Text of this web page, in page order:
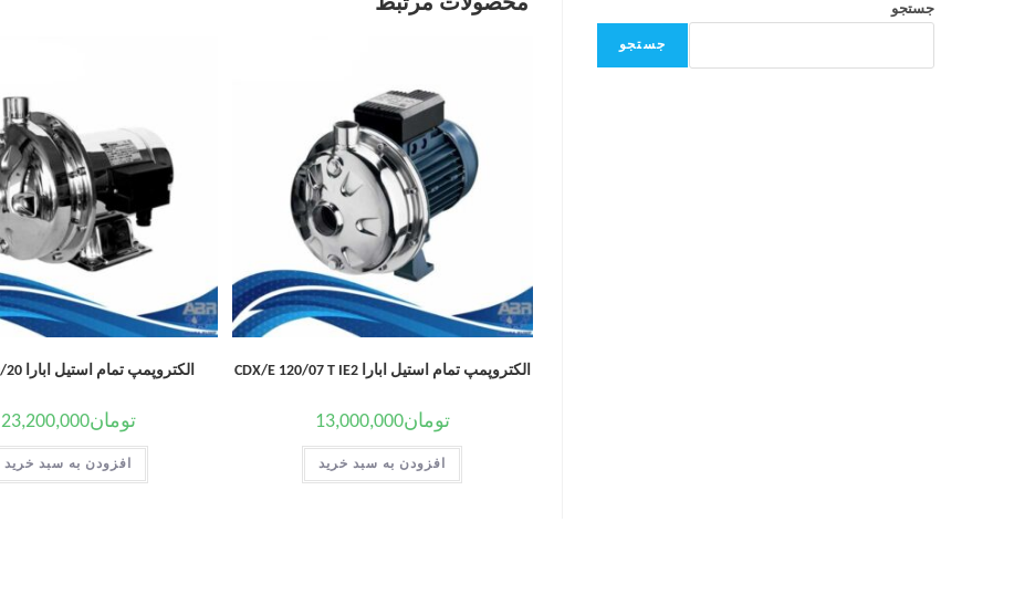
محصولات مرتبط
الکتروپمپ تمام استیل ابارا CDX/E 120/07 T IE2
تومان13,000,000
افزودن به سبد خرید
الکتروپمپ تمام استیل ابارا CDM 120/20
تومان23,200,000
افزودن به سبد خرید
جستجو
جستجو